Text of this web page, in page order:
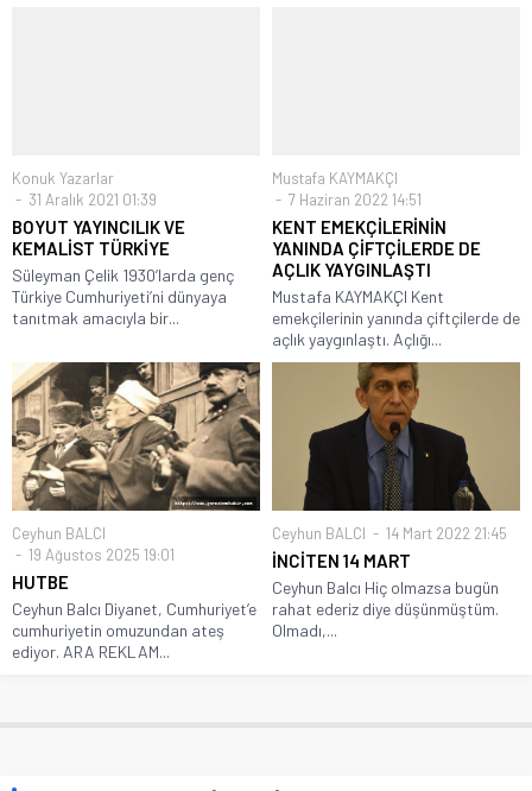
Konuk Yazarlar
31 Aralık 2021 01:39
BOYUT YAYINCILIK VE
KEMALİST TÜRKİYE
Süleyman Çelik 1930’larda genç
Türkiye Cumhuriyeti’ni dünyaya
tanıtmak amacıyla bir...
Mustafa KAYMAKÇI
7 Haziran 2022 14:51
KENT EMEKÇİLERİNİN
YANINDA ÇİFTÇİLERDE DE
AÇLIK YAYGINLAŞTI
Mustafa KAYMAKÇI Kent
emekçilerinin yanında çiftçilerde de
açlık yaygınlaştı. Açlığı...
Ceyhun BALCI
19 Ağustos 2025 19:01
HUTBE
Ceyhun Balcı Diyanet, Cumhuriyet’e
cumhuriyetin omuzundan ateş
ediyor. ARA REKLAM...
Ceyhun BALCI 14 Mart 2022 21:45
İNCİTEN 14 MART
Ceyhun Balcı Hiç olmazsa bugün
rahat ederiz diye düşünmüştüm.
Olmadı,...